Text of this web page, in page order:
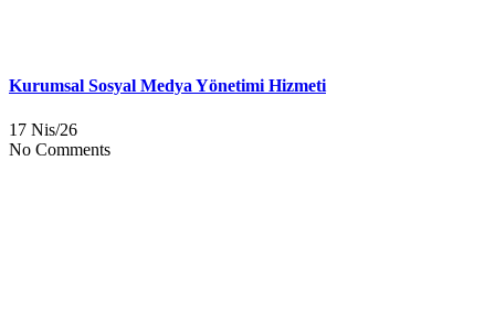
Kurumsal Sosyal Medya Yönetimi Hizmeti
17 Nis/26
No Comments